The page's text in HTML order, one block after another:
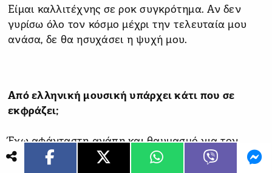
Είμαι καλλιτέχνης σε ροκ συγκρότημα. Αν δεν
γυρίσω όλο τον κόσμο μέχρι την τελευταία μου
ανάσα, δε θα ησυχάσει η ψυχή μου.
Από ελληνική μουσική υπάρχει κάτι που σε
εκφράζει;
Έχω αφάνταστη αγάπη και θαυμασμό για τον
Σταμάτη Κραουνάκη, την Λίνα Νικολακοπουλου,